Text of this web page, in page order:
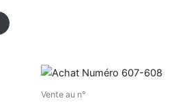
choisies
Vente au n°